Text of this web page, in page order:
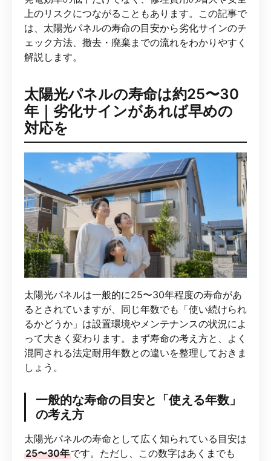
上のリスクにつながることもあります。この記事で
は、太陽光パネルの寿命の目安から劣化サインのチ
ェック方法、撤去・廃棄までの流れをわかりやすく
解説します。
太陽光パネルの寿命は約25〜30
年｜劣化サインがあれば早めの
対応を
太陽光パネルは一般的に25〜30年程度の寿命があ
るとされていますが、同じ年数でも「使い続けられ
るかどうか」は設置環境やメンテナンスの状況によ
って大きく変わります。まず寿命の考え方と、よく
混同される法定耐用年数との違いを整理しておきま
しょう。
一般的な寿命の目安と「使える年数」
の考え方
太陽光パネルの寿命として広く知られている目安は
25〜30年です。ただし、この数字はあくまでも